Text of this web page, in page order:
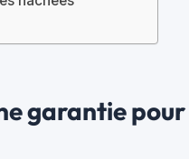
garantie pour